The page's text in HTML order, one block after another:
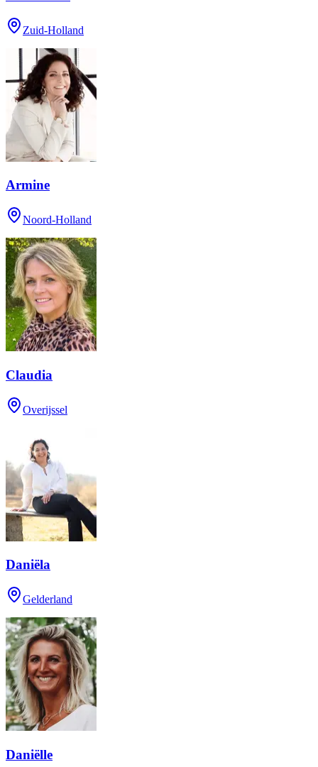
Zuid-Holland
Armine
Noord-Holland
Claudia
Overijssel
Daniëla
Gelderland
Daniëlle